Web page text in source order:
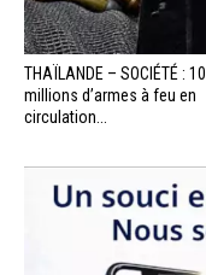
THAÏLANDE – SOCIÉTÉ : 10
millions d’armes à feu en
circulation...